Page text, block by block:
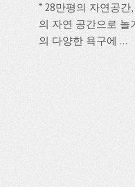
* 28만평의 자연공
의 자연 공간으로 놀
의 다양한 욕구에 ...